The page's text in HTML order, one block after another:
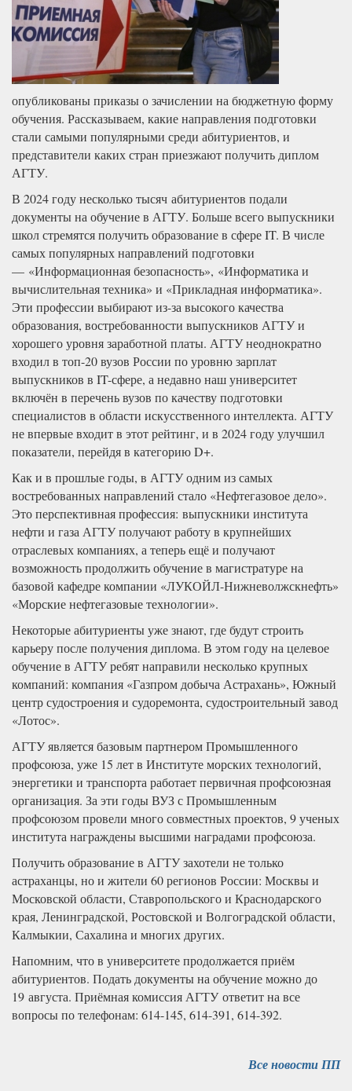
опубликованы приказы о зачислении на бюджетную форму
обучения. Рассказываем, какие направления подготовки
стали самыми популярными среди абитуриентов, и
представители каких стран приезжают получить диплом
АГТУ.
В 2024 году несколько тысяч абитуриентов подали
документы на обучение в АГТУ. Больше всего выпускники
школ стремятся получить образование в сфере IT. В числе
самых популярных направлений подготовки
— «Информационная безопасность», «Информатика и
вычислительная техника» и «Прикладная информатика».
Эти профессии выбирают из-за высокого качества
образования, востребованности выпускников АГТУ и
хорошего уровня заработной платы. АГТУ неоднократно
входил в топ-20 вузов России по уровню зарплат
выпускников в IT-сфере, а недавно наш университет
включён в перечень вузов по качеству подготовки
специалистов в области искусственного интеллекта. АГТУ
не впервые входит в этот рейтинг, и в 2024 году улучшил
показатели, перейдя в категорию D+.
Как и в прошлые годы, в АГТУ одним из самых
востребованных направлений стало «Нефтегазовое дело».
Это перспективная профессия: выпускники института
нефти и газа АГТУ получают работу в крупнейших
отраслевых компаниях, а теперь ещё и получают
возможность продолжить обучение в магистратуре на
базовой кафедре компании «ЛУКОЙЛ-Нижневолжскнефть»
«Морские нефтегазовые технологии».
Некоторые абитуриенты уже знают, где будут строить
карьеру после получения диплома. В этом году на целевое
обучение в АГТУ ребят направили несколько крупных
компаний: компания «Газпром добыча Астрахань», Южный
центр судостроения и судоремонта, судостроительный завод
«Лотос».
АГТУ является базовым партнером Промышленного
профсоюза, уже 15 лет в Институте морских технологий,
энергетики и транспорта работает первичная профсоюзная
организация. За эти годы ВУЗ с Промышленным
профсоюзом провели много совместных проектов, 9 ученых
института награждены высшими наградами профсоюза.
Получить образование в АГТУ захотели не только
астраханцы, но и жители 60 регионов России: Москвы и
Московской области, Ставропольского и Краснодарского
края, Ленинградской, Ростовской и Волгоградской области,
Калмыкии, Сахалина и многих других.
Напомним, что в университете продолжается приём
абитуриентов. Подать документы на обучение можно до
19 августа. Приёмная комиссия АГТУ ответит на все
вопросы по телефонам: 614-145, 614-391, 614-392.
Все новости ПП